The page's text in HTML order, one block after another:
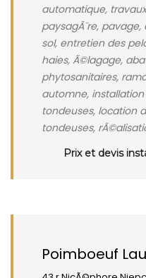
automatique,
paysagÃ¨re,
sol, entretien des
haies, Ã©lagage,
phytosanitaires,
automne,
tondeuses, location
tondeuses,
Prix et devis
Poimboeuf